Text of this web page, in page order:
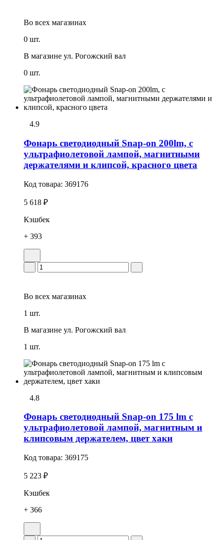
Во всех магазинах
0 шт.
В магазине ул. Рогожский вал
0 шт.
4.9
Фонарь светодиодный Snap-on 200lm, с
ультрафиолетовой лампой, магнитными
держателями и клипсой, красного цвета
Код товара: 369176
5 618 ₽
Кэшбек
+ 393
Во всех магазинах
1 шт.
В магазине ул. Рогожский вал
1 шт.
4.8
Фонарь светодиодный Snap-on 175 lm с
ультрафиолетовой лампой, магнитным и
клипсовым держателем, цвет хаки
Код товара: 369175
5 223 ₽
Кэшбек
+ 366